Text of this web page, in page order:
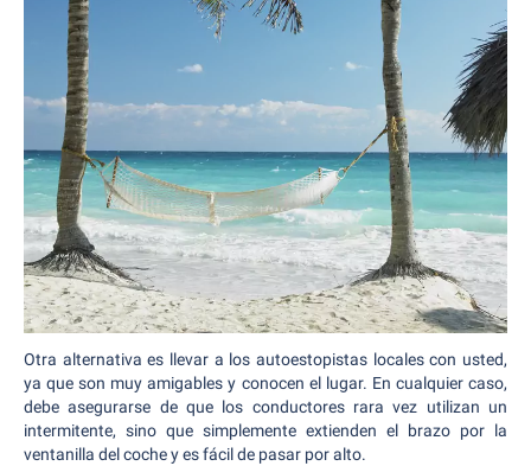
Otra alternativa es llevar a los autoestopistas locales con usted,
ya que son muy amigables y conocen el lugar. En cualquier caso,
debe asegurarse de que los conductores rara vez utilizan un
intermitente, sino que simplemente extienden el brazo por la
ventanilla del coche y es fácil de pasar por alto.